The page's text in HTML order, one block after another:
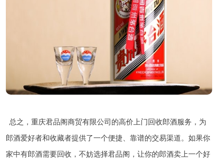
总之，重庆君品阁商贸有限公司的高价上门回收郎酒服务，为
郎酒爱好者和收藏者提供了一个便捷、靠谱的交易渠道。如果你
家中有郎酒需要回收，不妨选择君品阁，让你的郎酒卖上一个好